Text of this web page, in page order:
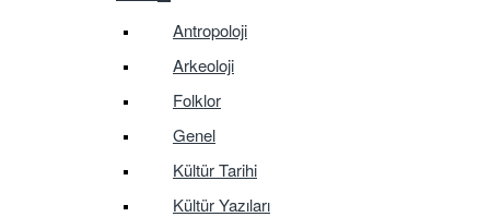
Antropoloji
Arkeoloji
Folklor
Genel
Kültür Tarihi
Kültür Yazıları